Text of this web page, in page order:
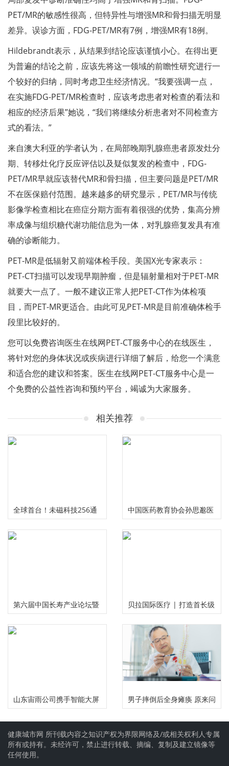
PET/MR的敏感性很高，但特异性与增强MR和骨扫描无明显
差异。误诊方面，FDG-PET/MR有7例，增强MR有18例。
Hildebrandt表示，从结果到结论应该谨慎小心。在得出更
为普遍的结论之前，应该先将这一领域的前瞻性研究进行一
个较好的归纳，同时考虑卫生经济情况。“我要强调一点，
在实施FDG-PET/MR检查时，应该考虑患者对检查的看法和
相应的经济后果”她说，“我们将继续分析患者对不同检查方
式的看法。”
来自澳大利亚的学者认为，在局部晚期乳腺癌患者原发灶分
期、转移灶化疗反应评估以及疑似复发的检查中，FDG-
PET/MR早就应该替代MR和骨扫描，但主要问题是PET/MR
不在医保赔付范围。越来越多的研究显示，PET/MR与传统
影像学检查相比在癌症分期方面有着很强的优势，集高分辨
率成像与组织糖代谢功能信息为一体，对乳腺癌复发具有准
确的诊断能力。
PET-MR是低辐射又前端体检手段。美国X光专家表示：
PET-CT扫描可以发现早期肿瘤，但是辐射量相对于PET-MR
就要大一点了。一般不建议正常人把PET-CT作为体检项
目，而PET-MR更适合。由此可见PET-MR是目前准确体检手
段里比较好的。
您可以免费咨询医生在线网PET-CT服务中心的在线医生，
将针对您的身体状况或疾病进行详细了解后，给您一个满意
和适合您的建议和答案。医生在线网PET-CT服务中心是一
个免费的公益性咨询和预约平台，竭诚为大家服务。
相关推荐
全球首台！未磁科技256通
道无液氦脑磁图仪及芯片化
中国医药教育协会孙思邈医
德传承工作委员会大型义诊
第六届中国长寿产业论坛暨
慢性病食药研究中心启动仪
贝拉国际医疗 | 打造首长级
精准服务 护航国民健康福祉
山东宙雨公司携手智能大屏
年啦
男子摔倒后全身瘫痪 原来问
健康城市网 所刊载内容之知识产权为界限网络及/或相关权利人专属
所有或持有。未经许可，禁止进行转载、摘编、复制及建立镜像等
任何使用。